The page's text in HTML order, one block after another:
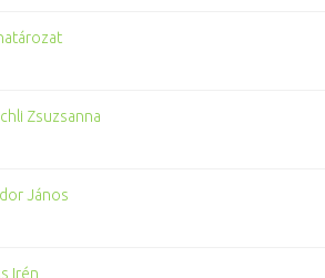
Zsuzsanna
János
Irén